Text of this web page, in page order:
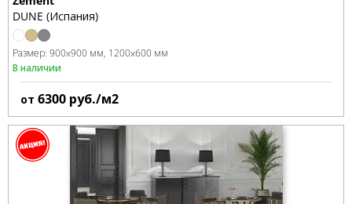
DUNE (Испания)
Размер: 900x900 мм 1200x600 мм
В наличии
от 6300 руб./м2